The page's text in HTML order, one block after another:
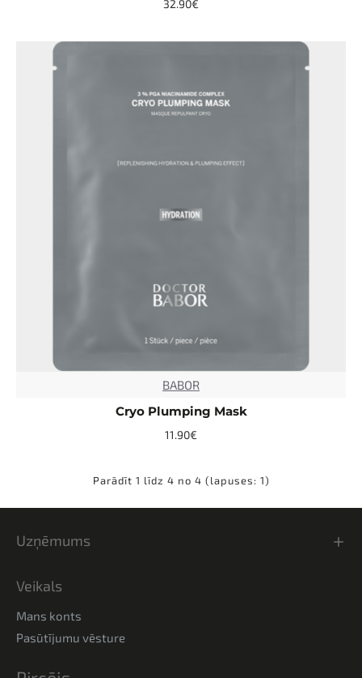
32.90€
BABOR
Cryo Plumping Mask
11.90€
Parādīt 1 līdz 4 no 4 (lapuses: 1)
Uzņēmums
Veikals
Mans konts
Pasūtījumu vēsture